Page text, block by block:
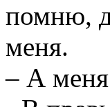
помню,
меня.
– А меня